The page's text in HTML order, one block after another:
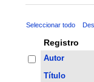
Seleccionar todo
Registro
Autor
Título